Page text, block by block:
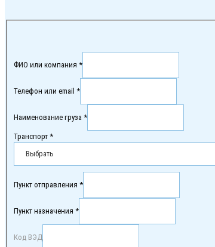
ФИО или компания *
Телефон или email *
Наименование груза *
Транспорт *
Пункт отправления *
Пункт назначения *
Код ВЭД